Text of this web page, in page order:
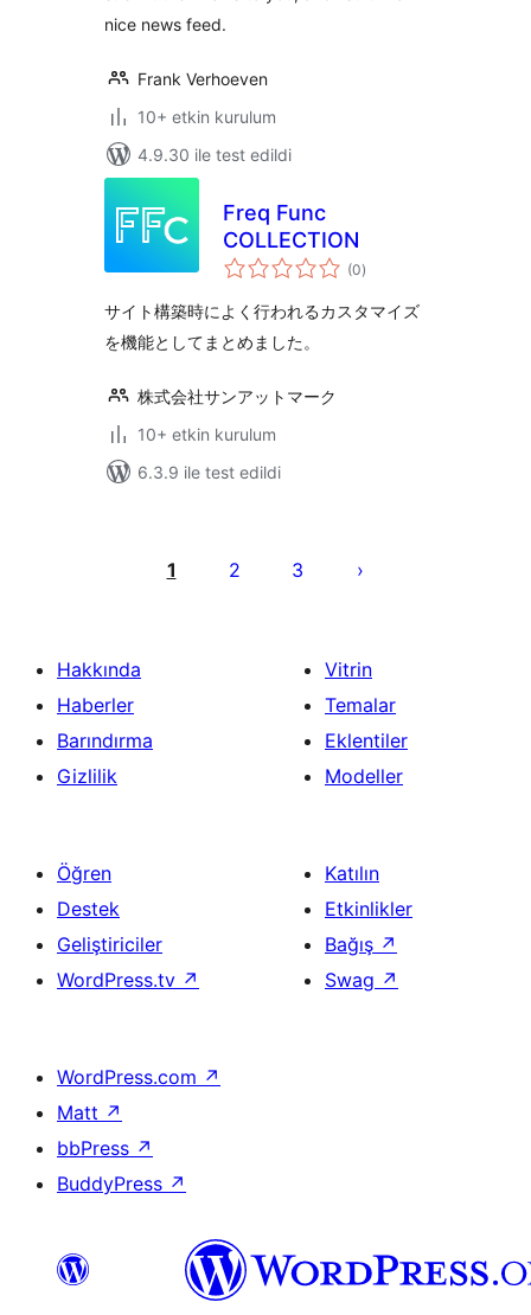
nice news feed.
Frank Verhoeven
10+ etkin kurulum
4.9.30 ile test edildi
Freq Func
COLLECTION
(0toplam
puan
)
サイト構築時によく行われるカスタマイズ
を機能としてまとめました。
株式会社サンアットマーク
10+ etkin kurulum
6.3.9 ile test edildi
sayfalaması
1 2 3
Hakkında
Haberler
Barındırma
Gizlilik
Vitrin
Temalar
Eklentiler
Modeller
Öğren
Destek
Geliştiriciler
WordPress.tv ↗
Katılın
Etkinlikler
Bağış ↗
Swag ↗
WordPress.com ↗
Matt ↗
bbPress ↗
BuddyPress ↗